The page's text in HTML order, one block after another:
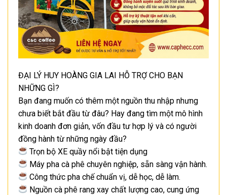
ĐẠI LÝ HUY HOÀNG GIA LAI HỖ TRỢ CHO BẠN
NHỮNG GÌ?
Bạn đang muốn có thêm một nguồn thu nhập nhưng
chưa biết bắt đầu từ đâu? Hay đang tìm một mô hình
kinh doanh đơn giản, vốn đầu tư hợp lý và có người
đồng hành từ những ngày đầu?
Trọn bộ XE quầy nổi bật tiện dụng
Máy pha cà phê chuyên nghiệp, sẵn sàng vận hành.
Công thức pha chế chuẩn vị, dễ học, dễ làm.
Nguồn cà phê rang xay chất lượng cao, cung ứng